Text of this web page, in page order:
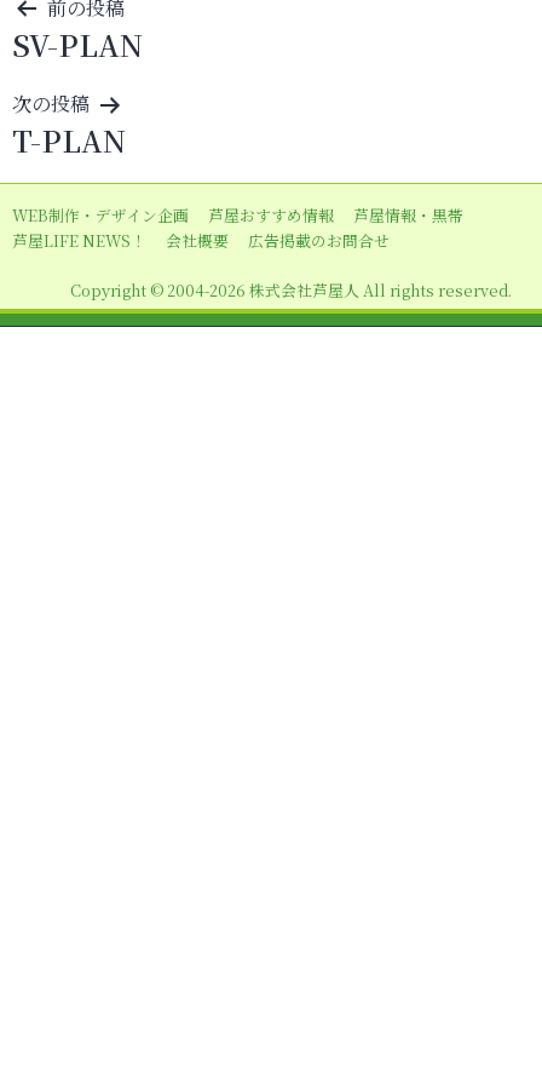
投
稿
ナ
ビ
ゲ
ー
シ
ン
前の投稿
SV-PLAN
次の投稿
T-PLAN
WEB制作・デザイン企画 芦屋おすすめ情報
芦屋情報・黒帯
芦屋LIFE NEWS！
会社概要 広告掲載のお問合せ
Copyright © 2004-2026 株式会社芦屋人 All rights reserved.